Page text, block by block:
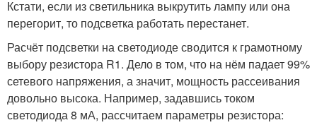
Кстати, если из светильника выкрутить лампу или она
перегорит, то подсветка работать перестанет.
Расчёт подсветки на светодиоде сводится к грамотному
выбору резистора R1. Дело в том, что на нём падает 99%
сетевого напряжения, а значит, мощность рассеивания
довольно высока. Например, задавшись током
светодиода 8 мА, рассчитаем параметры резистора: